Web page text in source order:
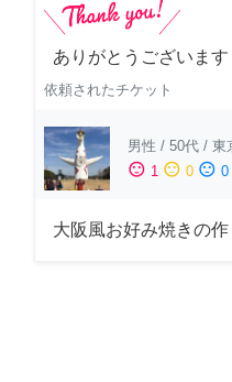
ありがとうございます
依頼されたチケット
男性 / 50代 / 東
sentiment_satisfied 1 sentiment_neutral 0 sentiment_dissatisfied 0
大阪風お好み焼きの